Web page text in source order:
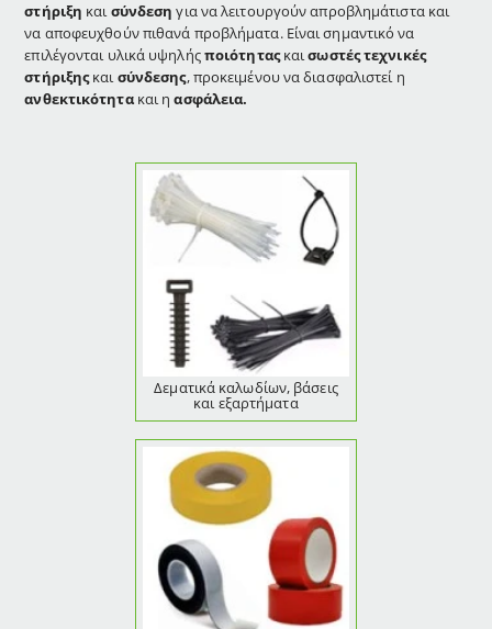
στήριξη καισύνδεσηγια να λειτουργούν απροβλημάτιστα και
να αποφευχθούν πιθανά προβλήματα. Είναι σημαντικό να
επιλέγονται υλικά υψηλήςποιότηταςκαισωστές τεχνικές
στήριξηςκαισύνδεσης, προκειμένου να διασφαλιστεί η
ανθεκτικότητα και ηασφάλεια.
Δεματικά καλωδίων, βάσεις
και εξαρτήματα